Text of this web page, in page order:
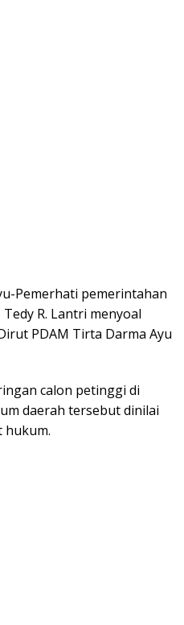
Pemerhati pemerintahan
R. Lantri menyoal
PDAM Tirta Darma Ayu
calon petinggi di
daerah tersebut dinilai
hukum.